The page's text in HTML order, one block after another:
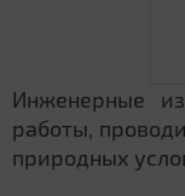
Инженерные
работы,
природных